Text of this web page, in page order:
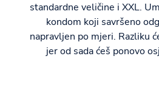
standardne veličine i XXL.
kondom koji savršeno
napravljen po mjeri. Razliku
jer od sada ćeš ponovo